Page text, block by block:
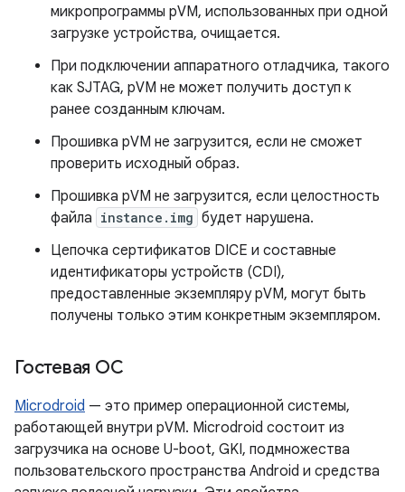
микропрограммы pVM, использованных при одной
загрузке устройства, очищается.
При подключении аппаратного отладчика, такого
как SJTAG, pVM не может получить доступ к
ранее созданным ключам.
Прошивка pVM не загрузится, если не сможет
проверить исходный образ.
Прошивка pVM не загрузится, если целостность
файла instance.img будет нарушена.
Цепочка сертификатов DICE и составные
идентификаторы устройств (CDI),
предоставленные экземпляру pVM, могут быть
получены только этим конкретным экземпляром.
Гостевая ОС
Microdroid — это пример операционной системы,
работающей внутри pVM. Microdroid состоит из
загрузчика на основе U-boot, GKI, подмножества
пользовательского пространства Android и средства